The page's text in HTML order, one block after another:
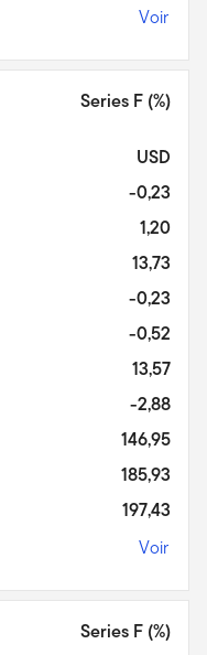
Voir
Series F (%)
USD
-0,23
1,20
13,73
-0,23
-0,52
13,57
-2,88
146,95
185,93
197,43
Voir
Series F (%)